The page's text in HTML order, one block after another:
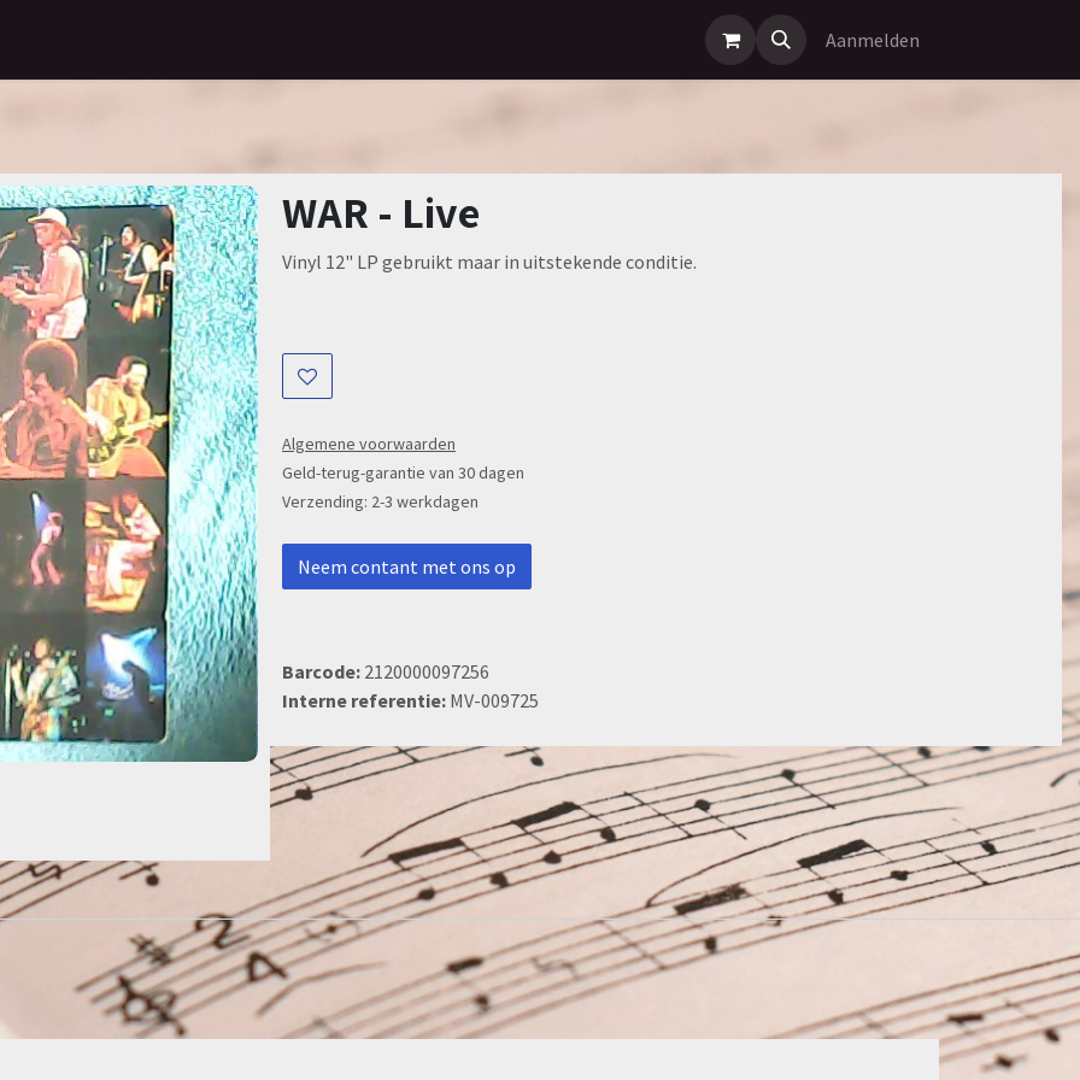
Aanmelden
WAR - Live
Vinyl 12" LP gebruikt maar in uitstekende conditie.
Algemene voorwaarden
Geld-terug-garantie van 30 dagen
Verzending: 2-3 werkdagen
Neem contant met ons op
Barcode: 2120000097256
Interne referentie: MV-009725